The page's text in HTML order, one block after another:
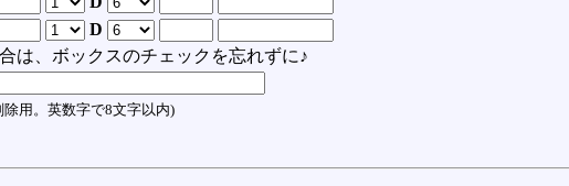
D
は、ボックスのチェックを忘れずに♪
除用。英数字で8文字以内)